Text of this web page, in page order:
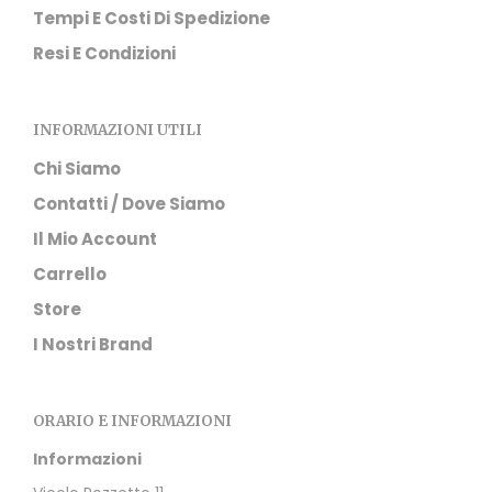
Tempi E Costi Di Spedizione
Resi E Condizioni
INFORMAZIONI UTILI
Chi Siamo
Contatti / Dove Siamo
Il Mio Account
Carrello
Store
I Nostri Brand
ORARIO E INFORMAZIONI
Informazioni